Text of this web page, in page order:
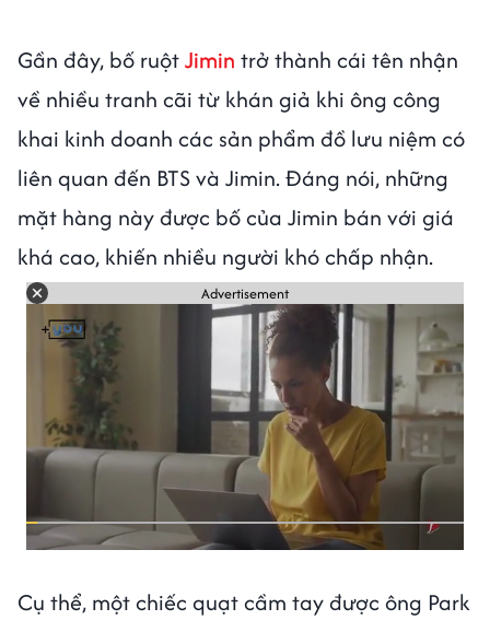
Gần đây, bố ruộtJimin trở thành cái tên nhận
về nhiều tranh cãi từ khán giả khi ông công
khai kinh doanh các sản phẩm đồ lưu niệm có
liên quan đến BTS và Jimin. Đáng nói, những
mặt hàng này được bố của Jimin bán với giá
khá cao, khiến nhiều người khó chấp nhận.
Advertisement
Cụ thể, một chiếc quạt cầm tay được ông Park